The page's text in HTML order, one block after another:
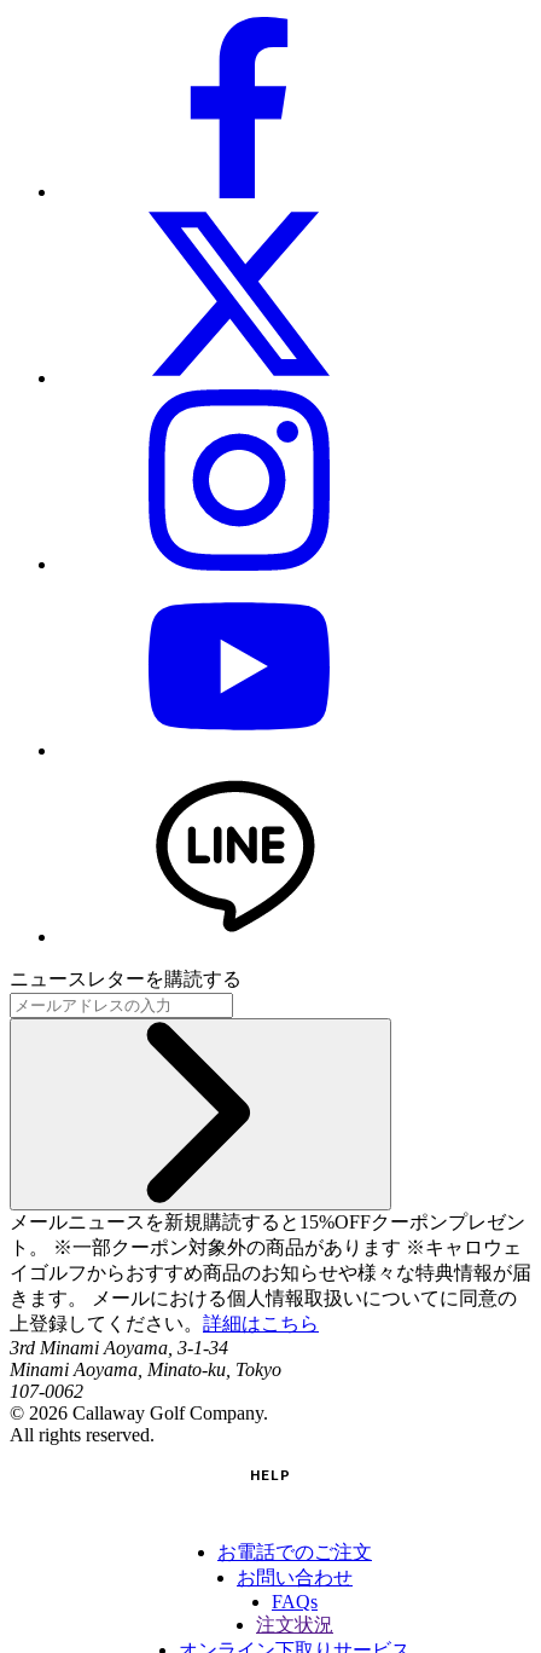
ニュースレターを購読する
メールニュースを新規購読すると15%OFFクーポンプレゼン
ト。 ※一部クーポン対象外の商品があります ※キャロウェ
イゴルフからおすすめ商品のお知らせや様々な特典情報が届
きます。 メールにおける個人情報取扱いについてに同意の
上登録してください。 詳細はこちら
3rd Minami Aoyama, 3-1-34
Minami Aoyama, Minato-ku, Tokyo
107-0062
© 2026 Callaway Golf Company.
All rights reserved.
HELP
お電話でのご注文
お問い合わせ
FAQs
注文状況